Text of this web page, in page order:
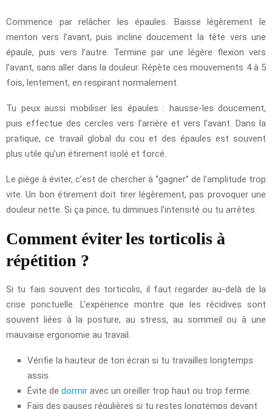
Commence par relâcher les épaules. Baisse légèrement le
menton vers l’avant, puis incline doucement la tête vers une
épaule, puis vers l’autre. Termine par une légère flexion vers
l’avant, sans aller dans la douleur. Répète ces mouvements 4 à 5
fois, lentement, en respirant normalement.
Tu peux aussi mobiliser les épaules : hausse-les doucement,
puis effectue des cercles vers l’arrière et vers l’avant. Dans la
pratique, ce travail global du cou et des épaules est souvent
plus utile qu’un étirement isolé et forcé.
Le piège à éviter, c’est de chercher à “gagner” de l’amplitude trop
vite. Un bon étirement doit tirer légèrement, pas provoquer une
douleur nette. Si ça pince, tu diminues l’intensité ou tu arrêtes.
Comment éviter les torticolis à
répétition ?
Si tu fais souvent des torticolis, il faut regarder au-delà de la
crise ponctuelle. L’expérience montre que les récidives sont
souvent liées à la posture, au stress, au sommeil ou à une
mauvaise ergonomie au travail.
Vérifie la hauteur de ton écran si tu travailles longtemps
assis.
Évite de dormir avec un oreiller trop haut ou trop ferme.
Fais des pauses régulières si tu restes longtemps devant